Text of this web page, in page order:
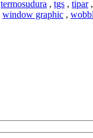
termosudura , tgs , tipar,
window graphic ,